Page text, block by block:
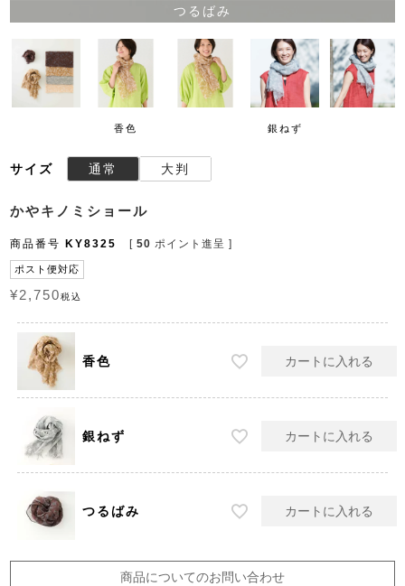
つるばみ
香色 銀ねず
サイズ 通常 大判
かやキノミショール
商品番号 KY8325 [ 50 ポイント進呈 ]
ポスト便対応
¥2,750税込
香色 カートに入れる
銀ねず カートに入れる
つるばみ カートに入れる
商品についてのお問い合わせ